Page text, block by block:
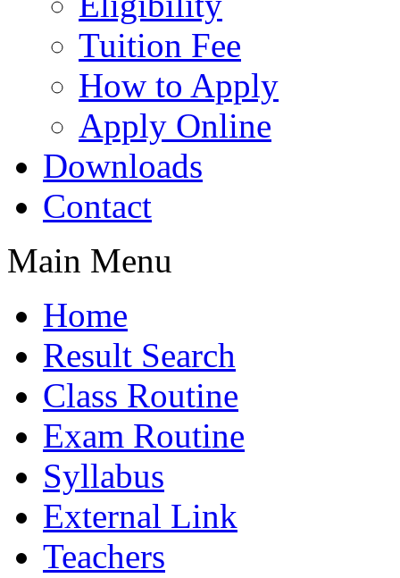
Tuition Fee
How to Apply
Apply Online
Downloads
Contact
Main Menu
Home
Result Search
Class Routine
Exam Routine
Syllabus
External Link
Teachers